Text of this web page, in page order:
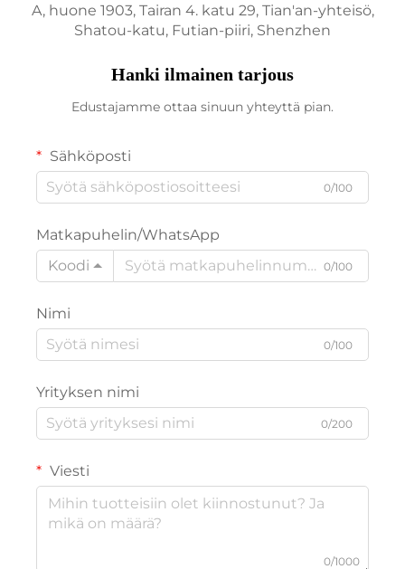
A, huone 1903, Tairan 4. katu 29, Tian'an-yhteisö,
Shatou-katu, Futian-piiri, Shenzhen
Hanki ilmainen tarjous
Edustajamme ottaa sinuun yhteyttä pian.
Sähköposti
0/100
Matkapuhelin/WhatsApp
Koodi
0/100
Nimi
0/100
Yrityksen nimi
0/200
Viesti
0/1000